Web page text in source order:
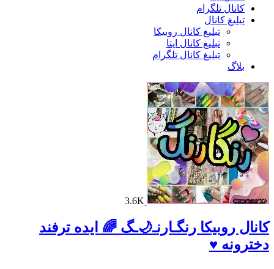
کانال تلگرام
تبلیغ کانال
تبلیغ کانال روبیکا
تبلیغ کانال ایتا
تبلیغ کانال تلگرام
بلاگ
3.6K
روبیکا رنگـارنـ🌙ـگ 🌈 ایده ترفند
♥️